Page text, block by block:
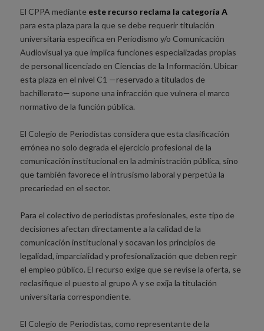
El CPPA mediante este recurso reclama la categoría A
para esta plaza para la que se debe requerir titulación
universitaria específica en Periodismo y/o Comunicación
Audiovisual ya que implica funciones especializadas propias
de personal licenciado en Ciencias de la Información. Ubicar
esta plaza en el nivel C1 —reservado a titulados de
bachillerato— supone una infracción que vulnera el marco
normativo de la función pública.
El Colegio de Periodistas considera que esta clasificación
errónea no solo degrada el ejercicio profesional de la
comunicación institucional en la administración pública, sino
que también favorece el intrusismo laboral y perpetúa la
precariedad en el sector.
Para el colectivo de periodistas profesionales, este tipo de
decisiones afectan directamente a la calidad de la
comunicación institucional y socavan los principios de
legalidad, imparcialidad y profesionalización que deben regir
el empleo público. El recurso exige que se revise la oferta, se
reclasifique el puesto al grupo A y se exija la titulación
universitaria correspondiente.
El Colegio de Periodistas, como representante de la